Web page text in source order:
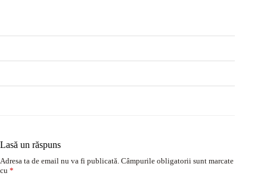
Lasă un răspuns
Adresa ta de email nu va fi publicată. Câmpurile obligatorii sunt marcate
cu *